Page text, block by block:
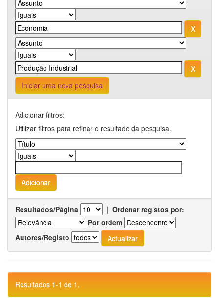
Iniciar uma nova pesquisa
Adicionar filtros:
Utilizar filtros para refinar o resultado da pesquisa.
Resultados/Página | Ordenar registos por:
Por ordem
Autores/Registo
Resultados 1-1 de 1.